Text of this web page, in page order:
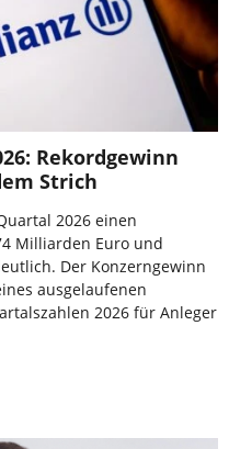
Rekordgewinn
Strich
2026 einen
Milliarden Euro und
Der Konzerngewinn
ausgelaufenen
2026 für Anleger